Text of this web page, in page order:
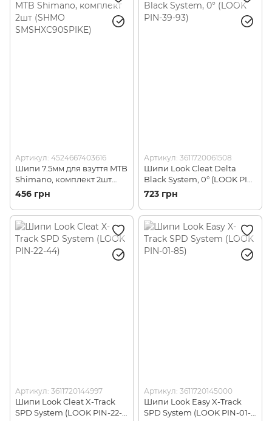
Артикул: 4524667403616
Шипи 7.5мм для взуття MTB
Shimano, комплект 2шт
(SHMO SMSHXC90SPIKE)
456 грн
Артикул: 3611720061508
Шипи Look Cleat Delta
Black System, 0° (LOOK PIN-
39-93)
723 грн
Артикул: 3611720144997
Шипи Look Cleat X-Track
SPD System (LOOK PIN-22-
Артикул: 3611720145000
Шипи Look Easy X-Track
SPD System (LOOK PIN-01-